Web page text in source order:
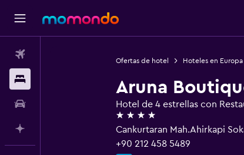
Ofertas de hotel Hoteles en Europa
Aruna
Hotel de 4 estrellas con
4 estrellas
Cankurtaran Mah.Ahirkapi
+90 212 458 5489